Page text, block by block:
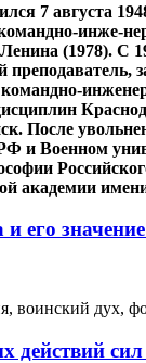
7 августа
инже-
(1978). С
преподаватель,
После
и Военном
академии
его
воинский дух,
действий